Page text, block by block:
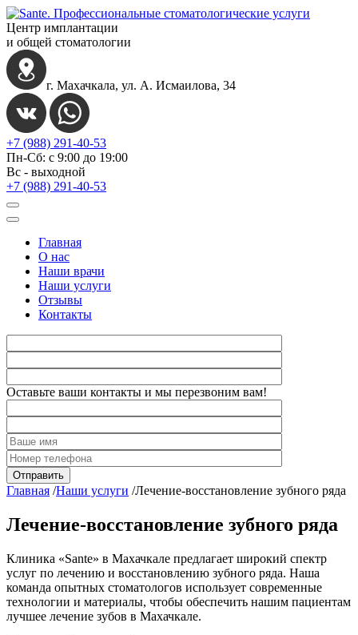
Центр имплантации
и общей стоматологии
г. Махачкала, ул. А. Исмаилова, 34
+7 (988) 291-40-53
Пн-Сб: с 9:00 до 19:00
Вс - выходной
+7 (988) 291-40-53
Главная
О нас
Наши врачи
Наши услуги
Отзывы
Контакты
Оставьте ваши контакты и мы перезвоним вам!
Главная /Наши услуги /Лечение-восстановление зубного ряда
Лечение-восстановление зубного ряда
Клиника «Sante» в Махачкале предлагает широкий спектр
услуг по лечению и восстановлению зубного ряда. Наша
команда опытных стоматологов использует современные
технологии и материалы, чтобы обеспечить нашим пациентам
лучшее лечение зубов в Махачкале.